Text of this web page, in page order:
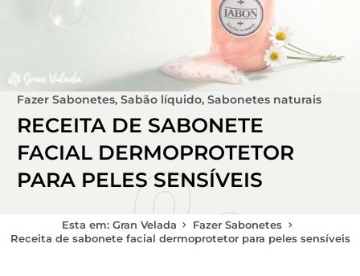
Fazer Sabonetes, Sabão líquido, Sabonetes naturais
RECEITA DE SABONETE
FACIAL DERMOPROTETOR
PARA PELES SENSÍVEIS
Esta em: Gran Velada
Fazer Sabonetes
Receita de sabonete facial dermoprotetor para peles sensíveis